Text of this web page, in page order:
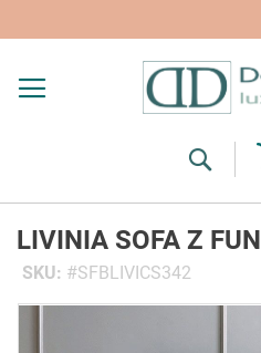
LIVINIA SOFA Z
SKU
SFBLIVICS342